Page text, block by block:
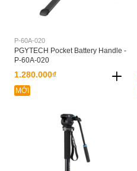
P-60A-020
PGYTECH Pocket Battery Handle -
P-60A-020
1.280.000₫
MỚI